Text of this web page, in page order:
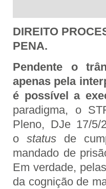
DIREITO
PENA.
Pendente o
apenas pela
é possível a
paradigma, o
Pleno, DJe 17/5/
o status
de
mandado de
Em verdade,
da cognição de